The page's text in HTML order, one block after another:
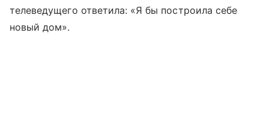
телеведущего ответила: «Я бы построила себе
новый дом».